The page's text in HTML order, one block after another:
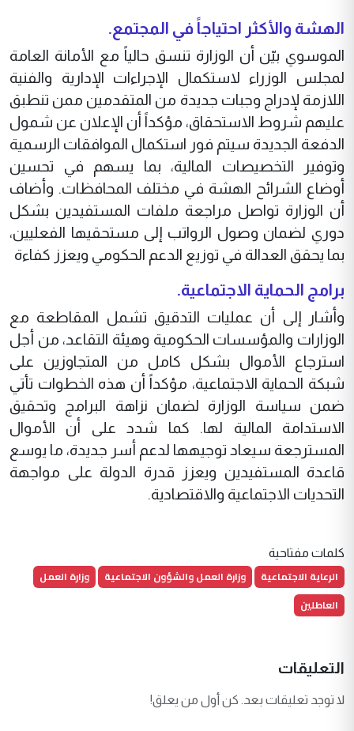
الهشة والأكثر احتياجاً في المجتمع.
الموسوي بيّن أن الوزارة تنسق حالياً مع الأمانة العامة
لمجلس الوزراء لاستكمال الإجراءات الإدارية والفنية
اللازمة لإدراج وجبات جديدة من المتقدمين ممن تنطبق
عليهم شروط الاستحقاق، مؤكداً أن الإعلان عن شمول
الدفعة الجديدة سيتم فور استكمال الموافقات الرسمية
وتوفير التخصيصات المالية، بما يسهم في تحسين
أوضاع الشرائح الهشة في مختلف المحافظات. وأضاف
أن الوزارة تواصل مراجعة ملفات المستفيدين بشكل
دوري لضمان وصول الرواتب إلى مستحقيها الفعليين،
بما يحقق العدالة في توزيع الدعم الحكومي ويعزز كفاءة
برامج الحماية الاجتماعية.
وأشار إلى أن عمليات التدقيق تشمل المقاطعة مع
الوزارات والمؤسسات الحكومية وهيئة التقاعد، من أجل
استرجاع الأموال بشكل كامل من المتجاوزين على
شبكة الحماية الاجتماعية، مؤكداً أن هذه الخطوات تأتي
ضمن سياسة الوزارة لضمان نزاهة البرامج وتحقيق
الاستدامة المالية لها. كما شدد على أن الأموال
المسترجعة سيعاد توجيهها لدعم أسر جديدة، ما يوسع
قاعدة المستفيدين ويعزز قدرة الدولة على مواجهة
التحديات الاجتماعية والاقتصادية.
كلمات مفتاحية
الرعاية الاجتماعية وزارة العمل والشؤون الاجتماعية
وزارة العمل
العاطلين
التعليقات
لا توجد تعليقات بعد. كن أول من يعلق!